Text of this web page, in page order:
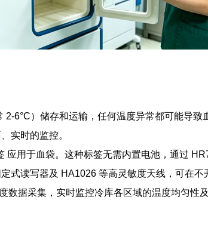
6°C）储存和运输，任何温度异常都可能导致
实时的监控。
用于血袋。这种标签无需内置电池，通过
式读写器及 HA1026 等高灵敏度天线，可在
数据采集，实时监控冷库各区域的温度均匀性